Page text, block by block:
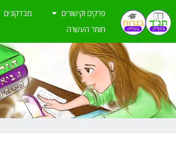
לתוכן
פרקים וקישורים מבדקונים
חומר העשרה